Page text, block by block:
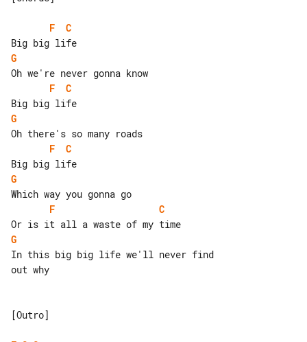
F
C
G
F
C
G
F
C
G
F
C
G
In this big big life we'll never find
out why
[Outro]